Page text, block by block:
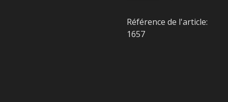
Référence de l'article:
1657